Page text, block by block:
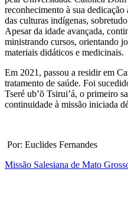
reconhecimento à sua dedicação
das culturas indígenas,
Apesar da idade avançada,
ministrando cursos, orientando
materiais didáticos e medicinais.
Em 2021, passou a residir em
tratamento de saúde. Foi
Tseré ub’õ Tsirui’á, o primeiro
continuidade à missão iniciada
Por: Euclides Fernandes
Missão Salesiana de Mato